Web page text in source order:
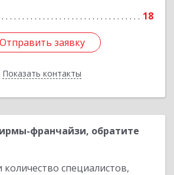
18
Отправить заявку
Показать контакты
Отправить заявку
Назад
франчайзи, обратите
количество специалистов,